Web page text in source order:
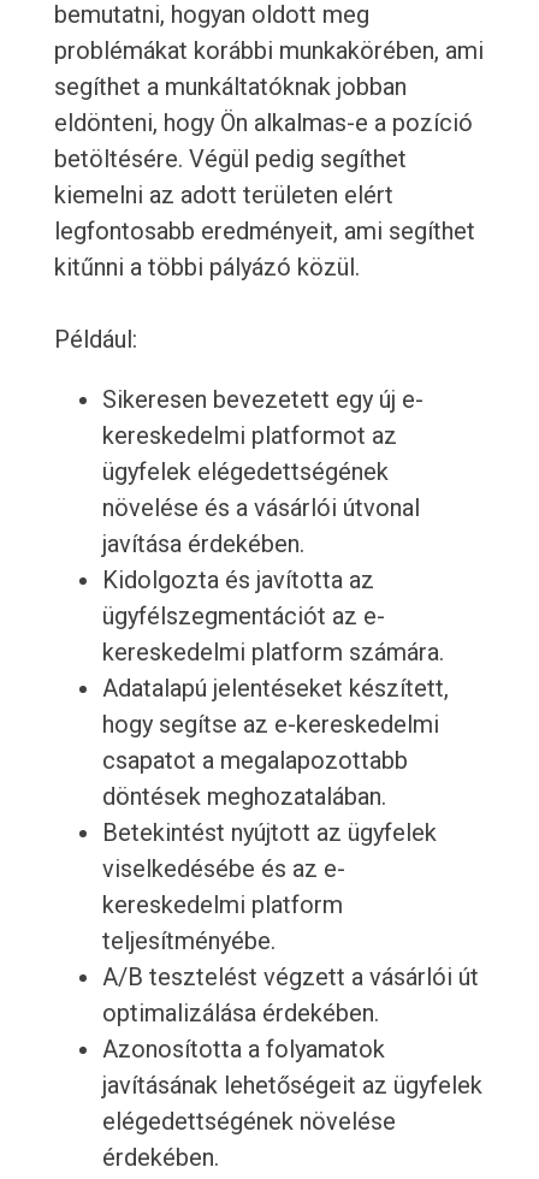
bemutatni, hogyan oldott meg
problémákat korábbi munkakörében, ami
segíthet a munkáltatóknak jobban
eldönteni, hogy Ön alkalmas-e a pozíció
betöltésére. Végül pedig segíthet
kiemelni az adott területen elért
legfontosabb eredményeit, ami segíthet
kitűnni a többi pályázó közül.
Például:
Sikeresen bevezetett egy új e-
kereskedelmi platformot az
ügyfelek elégedettségének
növelése és a vásárlói útvonal
javítása érdekében.
Kidolgozta és javította az
ügyfélszegmentációt az e-
kereskedelmi platform számára.
Adatalapú jelentéseket készített,
hogy segítse az e-kereskedelmi
csapatot a megalapozottabb
döntések meghozatalában.
Betekintést nyújtott az ügyfelek
viselkedésébe és az e-
kereskedelmi platform
teljesítményébe.
A/B tesztelést végzett a vásárlói út
optimalizálása érdekében.
Azonosította a folyamatok
javításának lehetőségeit az ügyfelek
elégedettségének növelése
érdekében.